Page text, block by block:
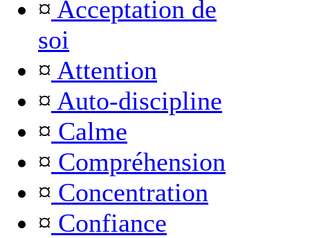
¤ Acceptation de
soi
¤ Attention
¤ Auto-discipline
¤ Calme
¤ Compréhension
¤ Concentration
¤ Confiance